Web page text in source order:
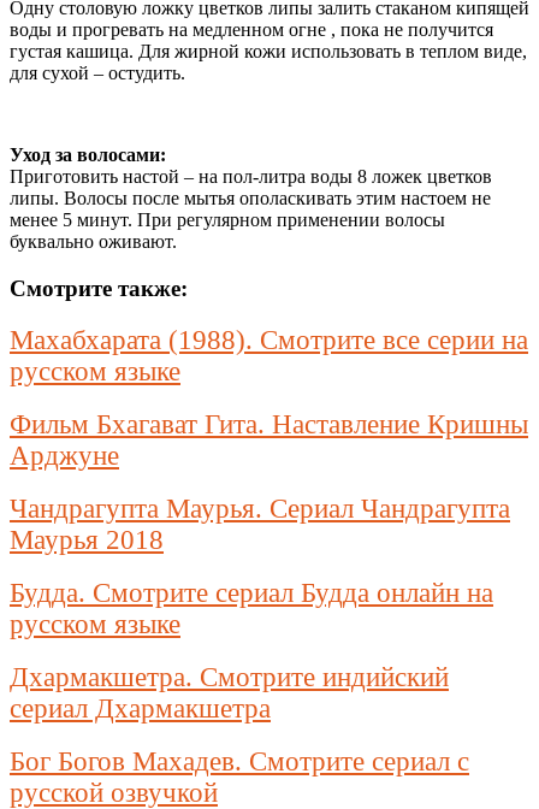
Одну столовую ложку цветков липы залить стаканом кипящей
воды и прогревать на медленном огне , пока не получится
густая кашица. Для жирной кожи использовать в теплом виде,
для сухой – остудить.
Уход за волосами:
Приготовить настой – на пол-литра воды 8 ложек цветков
липы. Волосы после мытья ополаскивать этим настоем не
менее 5 минут. При регулярном применении волосы
буквально оживают.
Смотрите также:
Махабхарата (1988). Смотрите все серии на
русском языке
Фильм Бхагават Гита. Наставление Кришны
Арджуне
Чандрагупта Маурья. Сериал Чандрагупта
Маурья 2018
Будда. Смотрите сериал Будда онлайн на
русском языке
Дхармакшетра. Смотрите индийский
сериал Дхармакшетра
Бог Богов Махадев. Смотрите сериал с
русской озвучкой